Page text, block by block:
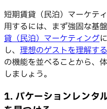
短期賃貸（民泊）マーケテ
用するには、まず強固な基
貸（民泊）マーケティング
し、 理想のゲストを理解する
の機能を並べることから、
しましょう。
1. バケーションレンタ